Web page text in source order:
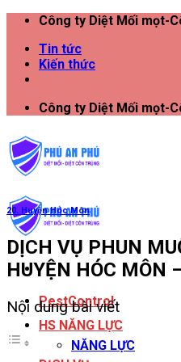
Công ty Diệt Mối mọt-
Tin tức
Kiến thức
Công ty Diệt Mối mọt-
PestControl
HS NĂNG LỰC
NĂNG LỰC
20. Huyện Hóc Môn
DỊCH VỤ PHUN
HUYỆN HÓC MÔN
Nội dung bài viết